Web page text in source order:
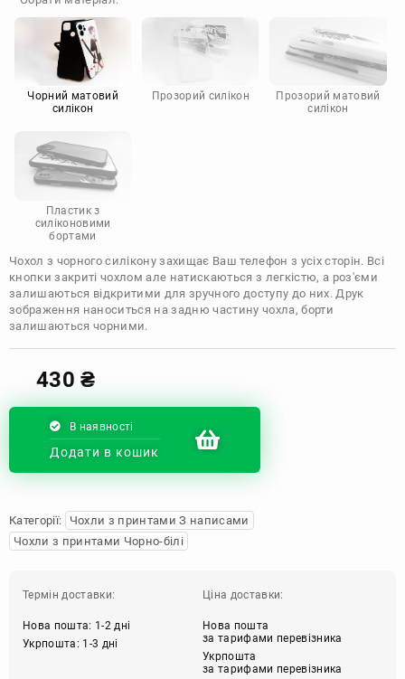
Doogee
Infinix
Sony
Motorola
Чорний матовий
силікон
Прозорий силікон
Прозорий матовий
силікон
Пластик з
силіконовими
бортами
Чохол з чорного силікону захищає Ваш телефон з усіх сторін. Всі
кнопки закриті чохлом але натискаються з легкістю, а роз'єми
залишаються відкритими для зручного доступу до них. Друк
зображення наноситься на задню частину чохла, борти
залишаються чорними.
430₴
В наявності
Додати в кошик
Категорії:
Чохли з принтами З написами
Чохли з принтами Чорно-білі
Термін доставки:
Нова пошта: 1-2 дні
Укрпошта: 1-3 дні
Ціна доставки:
Нова пошта
за тарифами перевізника
Укрпошта
за тарифами перевізника